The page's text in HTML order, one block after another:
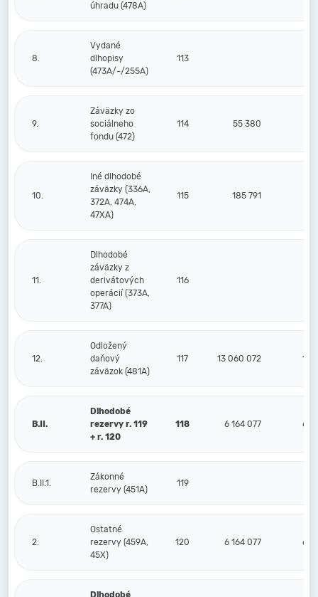
úhradu (478A)
8.
Vydané
dlhopisy
(473A/-/255A)
113
9.
Záväzky zo
sociálneho
fondu (472)
114 55 380
10.
Iné dlhodobé
záväzky (336A,
372A, 474A,
47XA)
115 185 791
11.
Dlhodobé
záväzky z
derivátových
operácií (373A,
377A)
116
12.
Odložený
daňový
záväzok (481A)
117 13 060 072 12
B.II.
Dlhodobé
rezervy r. 119
+ r. 120
118 6 164 077 6
B.II.1.
Zákonné
rezervy (451A)
119
2.
Ostatné
rezervy (459A,
45X)
120 6 164 077 6
Dlhodobé